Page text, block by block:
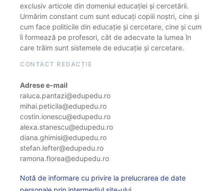
exclusiv articole din domeniul educației și cercetării.
Urmărim constant cum sunt educați copiii noștri, cine și
cum face politicile din educație și cercetare, cine și cum
îi formează pe profesori, cât de adecvate la lumea în
care trăim sunt sistemele de educație și cercetare.
CONTACT REDACȚIE
Adrese e-mail
raluca.pantazi@edupedu.ro
mihai.peticila@edupedu.ro
costin.ionescu@edupedu.ro
alexa.stanescu@edupedu.ro
diana.ghimisi@edupedu.ro
stefan.lefter@edupedu.ro
ramona.florea@edupedu.ro
Notă de informare cu privire la prelucrarea de date